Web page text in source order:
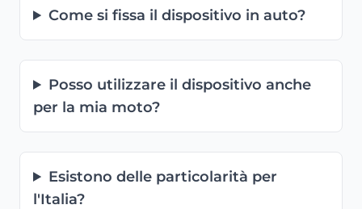
Come si fissa il dispositivo in auto?
Posso utilizzare il dispositivo anche
per la mia moto?
Esistono delle particolarità per
l'Italia?